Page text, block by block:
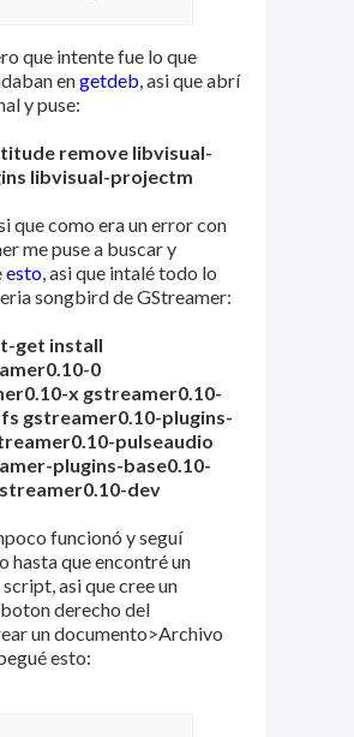
que intente fue lo que
engetdeb, asi que abrí
y puse:
remove libvisual-
libvisual-projectm
que como era un error con
me puse a buscar y
esto, asi que intalé todo lo
songbird de GStreamer:
get install
0
x gstreamer0.10-
gstreamer0.10-plugins-
pulseaudio
plugins-base0.10-
dev
funcionó y seguí
hasta que encontré un
asi que cree un
derecho del
un documento>Archivo
esto: